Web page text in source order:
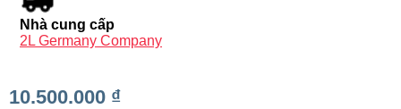
Nhà cung cấp
2L Germany Company
10.500.000 ₫